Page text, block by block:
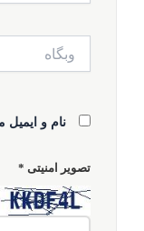
نام و
تصویر امنیتی *